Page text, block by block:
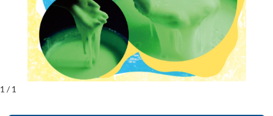
1 /1